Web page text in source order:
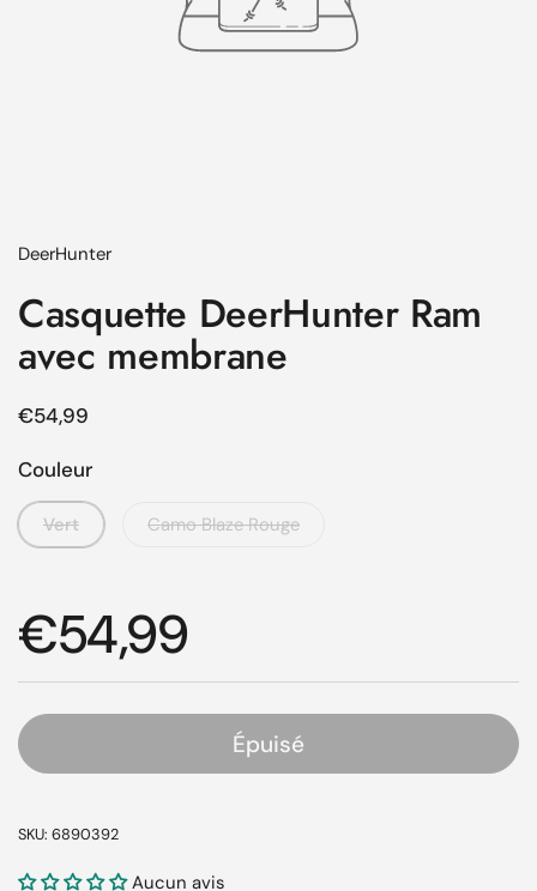
DeerHunter
Casquette DeerHunter Ram
avec membrane
Prix régulier
€54,99
Couleur
Vert Camo Blaze Rouge
Prix régulier
€54,99
Épuisé
SKU: 6890392
Aucun avis